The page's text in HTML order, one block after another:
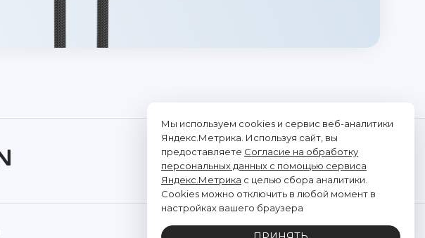
ПАРТНЁРЫ СТАТЬ ПАРТНЁРОМ
Политика обработки персональных данных
Мы используем cookies и сервис веб-аналитики
Яндекс.Метрика. Используя сайт, вы
предоставляете Согласие на обработку
персональных данных с помощью сервиса
Яндекс.Метрика с целью сбора аналитики.
Cookies можно отключить в любой момент в
настройках вашего браузера